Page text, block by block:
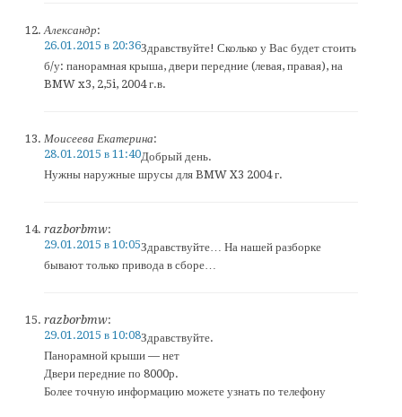
Александр:
26.01.2015 в 20:36Здравствуйте! Сколько у Вас будет стоить
б/у: панорамная крыша, двери передние (левая, правая), на
BMW x3, 2,5i, 2004 г.в.
Моисеева Екатерина:
28.01.2015 в 11:40Добрый день.
Нужны наружные шрусы для BMW X3 2004 г.
razborbmw:
29.01.2015 в 10:05Здравствуйте… На нашей разборке
бывают только привода в сборе…
razborbmw:
29.01.2015 в 10:08Здравствуйте.
Панорамной крыши — нет
Двери передние по 8000р.
Более точную информацию можете узнать по телефону